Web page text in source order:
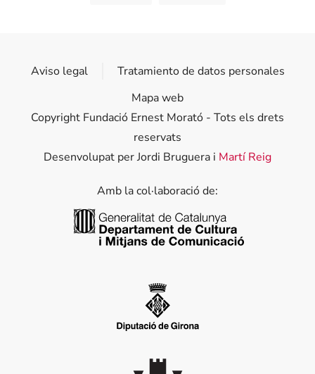
Aviso legal
Tratamiento de datos personales
Mapa web
Copyright Fundació Ernest Morató - Tots els drets
reservats
Desenvolupat per Jordi Bruguera i Martí Reig
Amb la col·laboració de:
Generalitat de Catalunya
Diputació de Girona